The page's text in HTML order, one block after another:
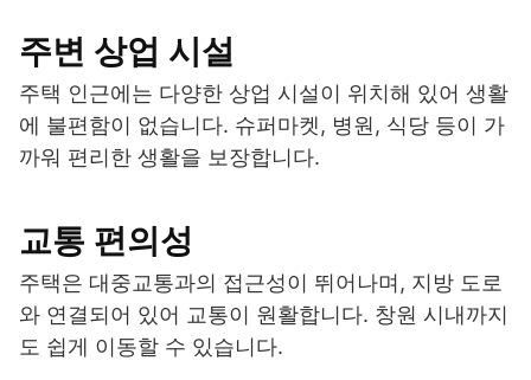
주변 상업 시설
주택 인근에는 다양한 상업 시설이 위치해 있어 생활
에 불편함이 없습니다. 슈퍼마켓, 병원, 식당 등이 가
까워 편리한 생활을 보장합니다.
교통 편의성
주택은 대중교통과의 접근성이 뛰어나며, 지방 도로
와 연결되어 있어 교통이 원활합니다. 창원 시내까지
도 쉽게 이동할 수 있습니다.